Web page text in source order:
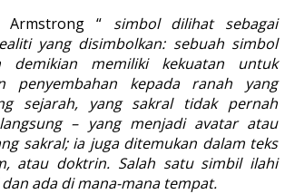
Armstrong “ simbol dilihat sebagai
yang disimbolkan: sebuah simbol
demikian memiliki kekuatan untuk
penyembahan kepada ranah yang
sejarah, yang sakral tidak pernah
– yang menjadi avatar atau
sakral; ia juga ditemukan dalam teks
atau doktrin. Salah satu simbil ilahi
ada di mana-mana tempat.